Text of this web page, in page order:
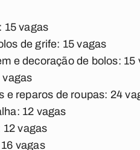
15 vagas
de grife: 15 vagas
e decoração de bolos: 15
vagas
e reparos de roupas: 24
12 vagas
12 vagas
vagas